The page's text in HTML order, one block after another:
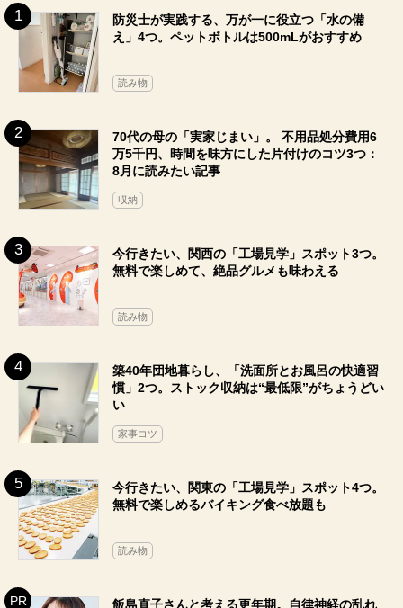
防災士が実践する、万が一に役立つ「水の備
え」4つ。ペットボトルは500mLがおすすめ
読み物
70代の母の「実家じまい」。 不用品処分費用6
万5千円、時間を味方にした片付けのコツ3つ：
8月に読みたい記事
収納
今行きたい、関西の「工場見学」スポット3つ。
無料で楽しめて、絶品グルメも味わえる
読み物
築40年団地暮らし、「洗面所とお風呂の快適習
慣」2つ。ストック収納は“最低限”がちょうどい
い
家事コツ
今行きたい、関東の「工場見学」スポット4つ。
無料で楽しめるバイキング食べ放題も
読み物
飯島直子さんと考える更年期。自律神経の乱れ